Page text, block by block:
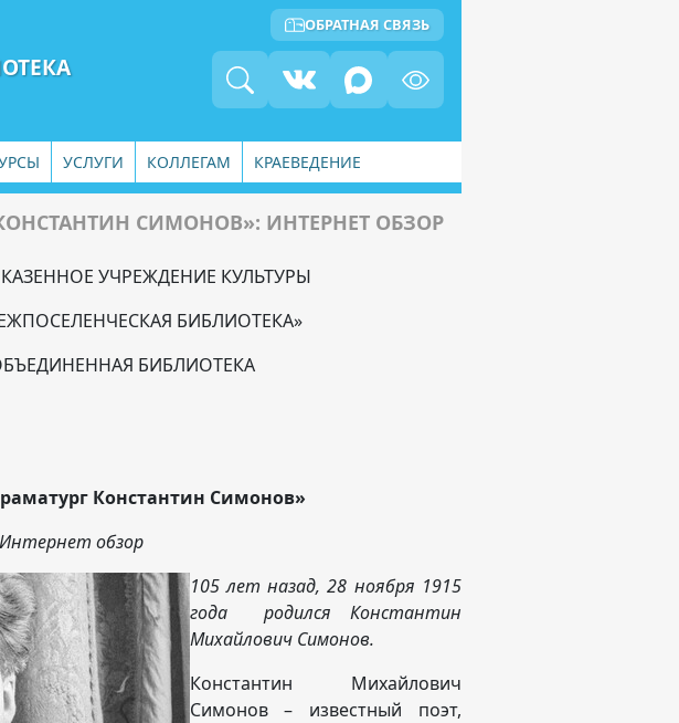
ОБРАТНАЯ СВЯЗЬ
УСЛУГИ КОЛЛЕГАМ КРАЕВЕДЕНИЕ
СИМОНОВ»: ИНТЕРНЕТ ОБЗОР
УЧРЕЖДЕНИЕ КУЛЬТУРЫ
БИБЛИОТЕКА»
БИБЛИОТЕКА
Константин Симонов»
Интернет обзор
105 лет назад, 28 ноября 1915
года родился Константин
Михайлович Симонов.
Константин Михайлович
Симонов – известный поэт,